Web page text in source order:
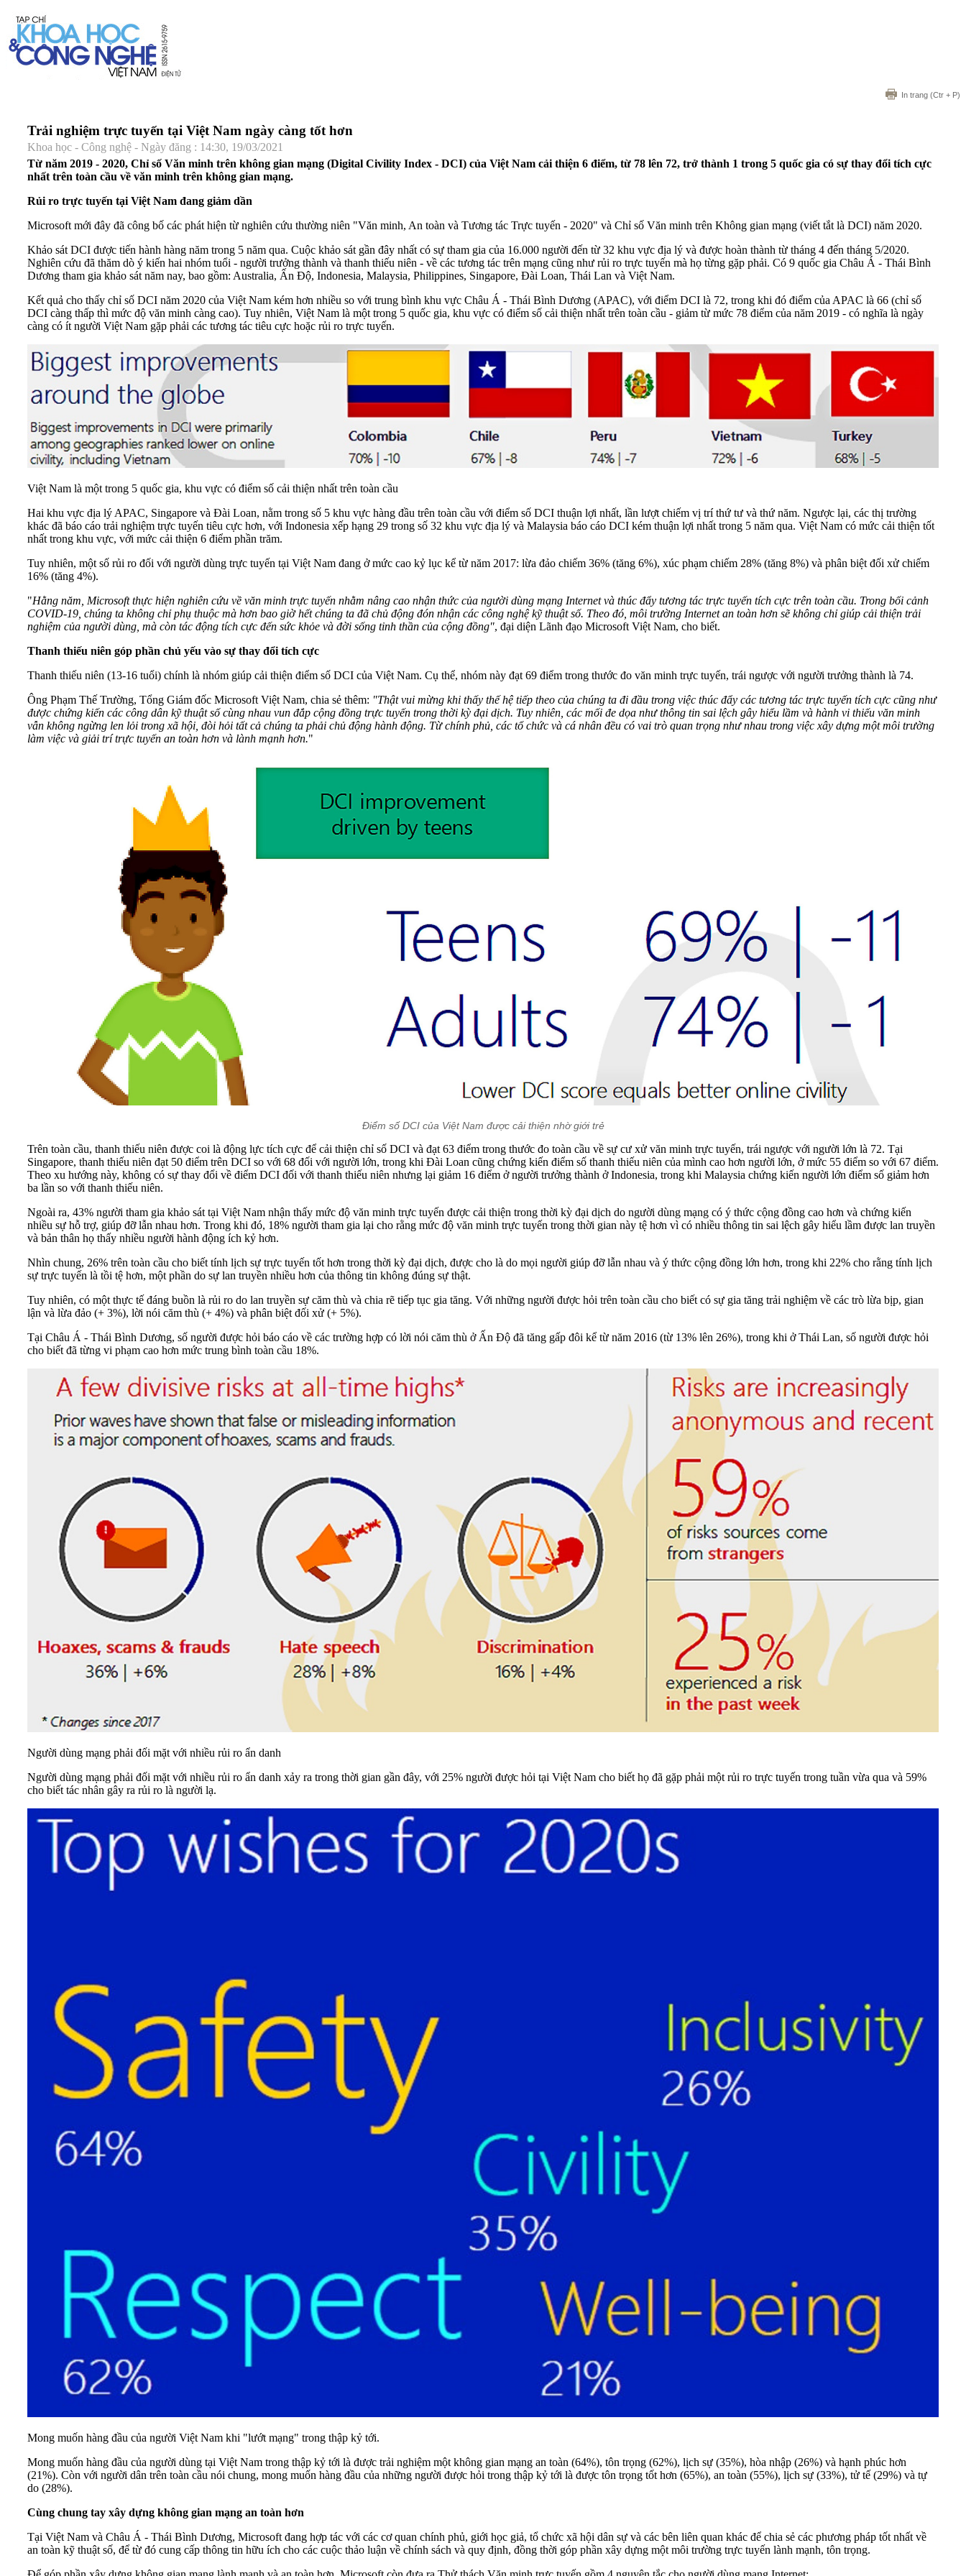
In trang (Ctr + P)
Trải nghiệm trực tuyến tại Việt Nam ngày càng tốt hơn
Khoa học - Công nghệ - Ngày đăng : 14:30, 19/03/2021
Từ năm 2019 - 2020, Chỉ số Văn minh trên không gian mạng (Digital Civility Index - DCI) của Việt Nam cải thiện 6 điểm, từ 78 lên 72, trở thành 1 trong 5 quốc gia có sự thay đổi tích cực
nhất trên toàn cầu về văn minh trên không gian mạng.
Rủi ro trực tuyến tại Việt Nam đang giảm dần
Microsoft mới đây đã công bố các phát hiện từ nghiên cứu thường niên "Văn minh, An toàn và Tương tác Trực tuyến - 2020" và Chỉ số Văn minh trên Không gian mạng (viết tắt là DCI) năm 2020.
Khảo sát DCI được tiến hành hàng năm trong 5 năm qua. Cuộc khảo sát gần đây nhất có sự tham gia của 16.000 người đến từ 32 khu vực địa lý và được hoàn thành từ tháng 4 đến tháng 5/2020.
Nghiên cứu đã thăm dò ý kiến hai nhóm tuổi - người trưởng thành và thanh thiếu niên - về các tương tác trên mạng cũng như rủi ro trực tuyến mà họ từng gặp phải. Có 9 quốc gia Châu Á - Thái Bình
Dương tham gia khảo sát năm nay, bao gồm: Australia, Ấn Độ, Indonesia, Malaysia, Philippines, Singapore, Đài Loan, Thái Lan và Việt Nam.
Kết quả cho thấy chỉ số DCI năm 2020 của Việt Nam kém hơn nhiều so với trung bình khu vực Châu Á - Thái Bình Dương (APAC), với điểm DCI là 72, trong khi đó điểm của APAC là 66 (chỉ số
DCI càng thấp thì mức độ văn minh càng cao). Tuy nhiên, Việt Nam là một trong 5 quốc gia, khu vực có điểm số cải thiện nhất trên toàn cầu - giảm từ mức 78 điểm của năm 2019 - có nghĩa là ngày
càng có ít người Việt Nam gặp phải các tương tác tiêu cực hoặc rủi ro trực tuyến.
Việt Nam là một trong 5 quốc gia, khu vực có điểm số cải thiện nhất trên toàn cầu
Hai khu vực địa lý APAC, Singapore và Đài Loan, nằm trong số 5 khu vực hàng đầu trên toàn cầu với điểm số DCI thuận lợi nhất, lần lượt chiếm vị trí thứ tư và thứ năm. Ngược lại, các thị trường
khác đã báo cáo trải nghiệm trực tuyến tiêu cực hơn, với Indonesia xếp hạng 29 trong số 32 khu vực địa lý và Malaysia báo cáo DCI kém thuận lợi nhất trong 5 năm qua. Việt Nam có mức cải thiện tốt
nhất trong khu vực, với mức cải thiện 6 điểm phần trăm.
Tuy nhiên, một số rủi ro đối với người dùng trực tuyến tại Việt Nam đang ở mức cao kỷ lục kể từ năm 2017: lừa đảo chiếm 36% (tăng 6%), xúc phạm chiếm 28% (tăng 8%) và phân biệt đối xử chiếm
16% (tăng 4%).
"Hằng năm, Microsoft thực hiện nghiên cứu về văn minh trực tuyến nhằm nâng cao nhận thức của người dùng mạng Internet và thúc đẩy tương tác trực tuyến tích cực trên toàn cầu. Trong bối cảnh
COVID-19, chúng ta không chỉ phụ thuộc mà hơn bao giờ hết chúng ta đã chủ động đón nhận các công nghệ kỹ thuật số. Theo đó, môi trường Internet an toàn hơn sẽ không chỉ giúp cải thiện trải
nghiệm của người dùng, mà còn tác động tích cực đến sức khỏe và đời sống tinh thần của cộng đồng", đại diện Lãnh đạo Microsoft Việt Nam, cho biết.
Thanh thiếu niên góp phần chủ yếu vào sự thay đổi tích cực
Thanh thiếu niên (13-16 tuổi) chính là nhóm giúp cải thiện điểm số DCI của Việt Nam. Cụ thể, nhóm này đạt 69 điểm trong thước đo văn minh trực tuyến, trái ngược với người trưởng thành là 74.
Ông Phạm Thế Trường, Tổng Giám đốc Microsoft Việt Nam, chia sẻ thêm: "Thật vui mừng khi thấy thế hệ tiếp theo của chúng ta đi đầu trong việc thúc đẩy các tương tác trực tuyến tích cực cũng như
được chứng kiến các công dân kỹ thuật số cùng nhau vun đắp cộng đồng trực tuyến trong thời kỳ đại dịch. Tuy nhiên, các mối đe dọa như thông tin sai lệch gây hiểu lầm và hành vi thiếu văn minh
vẫn không ngừng len lỏi trong xã hội, đòi hỏi tất cả chúng ta phải chủ động hành động. Từ chính phủ, các tổ chức và cá nhân đều có vai trò quan trọng như nhau trong việc xây dựng một môi trường
làm việc và giải trí trực tuyến an toàn hơn và lành mạnh hơn."
Điểm số DCI của Việt Nam được cải thiện nhờ giới trẻ
Trên toàn cầu, thanh thiếu niên được coi là động lực tích cực để cải thiện chỉ số DCI và đạt 63 điểm trong thước đo toàn cầu về sự cư xử văn minh trực tuyến, trái ngược với người lớn là 72. Tại
Singapore, thanh thiếu niên đạt 50 điểm trên DCI so với 68 đối với người lớn, trong khi Đài Loan cũng chứng kiến điểm số thanh thiếu niên của mình cao hơn người lớn, ở mức 55 điểm so với 67 điểm.
Theo xu hướng này, không có sự thay đổi về điểm DCI đối với thanh thiếu niên nhưng lại giảm 16 điểm ở người trưởng thành ở Indonesia, trong khi Malaysia chứng kiến người lớn điểm số giảm hơn
ba lần so với thanh thiếu niên.
Ngoài ra, 43% người tham gia khảo sát tại Việt Nam nhận thấy mức độ văn minh trực tuyến được cải thiện trong thời kỳ đại dịch do người dùng mạng có ý thức cộng đồng cao hơn và chứng kiến
nhiều sự hỗ trợ, giúp đỡ lẫn nhau hơn. Trong khi đó, 18% người tham gia lại cho rằng mức độ văn minh trực tuyến trong thời gian này tệ hơn vì có nhiều thông tin sai lệch gây hiểu lầm được lan truyền
và bản thân họ thấy nhiều người hành động ích kỷ hơn.
Nhìn chung, 26% trên toàn cầu cho biết tính lịch sự trực tuyến tốt hơn trong thời kỳ đại dịch, được cho là do mọi người giúp đỡ lẫn nhau và ý thức cộng đồng lớn hơn, trong khi 22% cho rằng tính lịch
sự trực tuyến là tồi tệ hơn, một phần do sự lan truyền nhiều hơn của thông tin không đúng sự thật.
Tuy nhiên, có một thực tế đáng buồn là rủi ro do lan truyền sự căm thù và chia rẽ tiếp tục gia tăng. Với những người được hỏi trên toàn cầu cho biết có sự gia tăng trải nghiệm về các trò lừa bịp, gian
lận và lừa đảo (+ 3%), lời nói căm thù (+ 4%) và phân biệt đối xử (+ 5%).
Tại Châu Á - Thái Bình Dương, số người được hỏi báo cáo về các trường hợp có lời nói căm thù ở Ấn Độ đã tăng gấp đôi kể từ năm 2016 (từ 13% lên 26%), trong khi ở Thái Lan, số người được hỏi
cho biết đã từng vi phạm cao hơn mức trung bình toàn cầu 18%.
Người dùng mạng phải đối mặt với nhiều rủi ro ẩn danh
Người dùng mạng phải đối mặt với nhiều rủi ro ẩn danh xảy ra trong thời gian gần đây, với 25% người được hỏi tại Việt Nam cho biết họ đã gặp phải một rủi ro trực tuyến trong tuần vừa qua và 59%
cho biết tác nhân gây ra rủi ro là người lạ.
Mong muốn hàng đầu của người Việt Nam khi "lướt mạng" trong thập kỷ tới.
Mong muốn hàng đầu của người dùng tại Việt Nam trong thập kỷ tới là được trải nghiệm một không gian mạng an toàn (64%), tôn trọng (62%), lịch sự (35%), hòa nhập (26%) và hạnh phúc hơn
(21%). Còn với người dân trên toàn cầu nói chung, mong muốn hàng đầu của những người được hỏi trong thập kỷ tới là được tôn trọng tốt hơn (65%), an toàn (55%), lịch sự (33%), tử tế (29%) và tự
do (28%).
Cùng chung tay xây dựng không gian mạng an toàn hơn
Tại Việt Nam và Châu Á - Thái Bình Dương, Microsoft đang hợp tác với các cơ quan chính phủ, giới học giả, tổ chức xã hội dân sự và các bên liên quan khác để chia sẻ các phương pháp tốt nhất về
an toàn kỹ thuật số, để từ đó cung cấp thông tin hữu ích cho các cuộc thảo luận về chính sách và quy định, đồng thời góp phần xây dựng một môi trường trực tuyến lành mạnh, tôn trọng.